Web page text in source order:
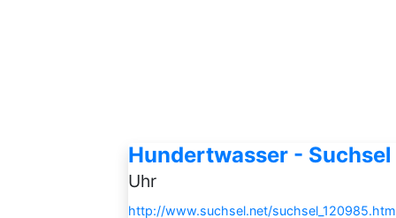
Hundertwasser -
Uhr
http://www.suchsel.net/